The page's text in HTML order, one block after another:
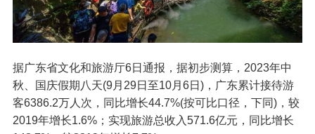
据广东省文化和旅游厅6日通报，据初步测算，2023年中
秋、国庆假期八天(9月29日至10月6日)，广东累计接待游
客6386.2万人次，同比增长44.7%(按可比口径，下同)，较
2019年增长1.6%；实现旅游总收入571.6亿元，同比增长